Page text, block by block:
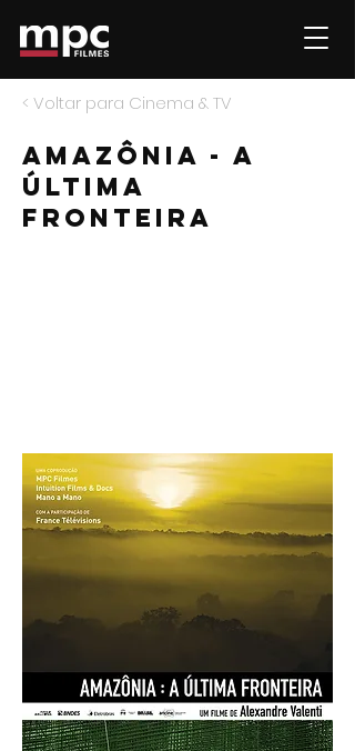
< Voltar para Cinema & TV
amazônia - a
última
fronteira